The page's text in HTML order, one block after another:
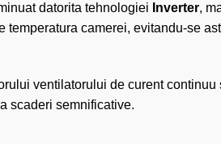
datorita tehnologiei Inverter,
camerei, evitandu-se
ventilatorului de curent
scaderi semnificative.